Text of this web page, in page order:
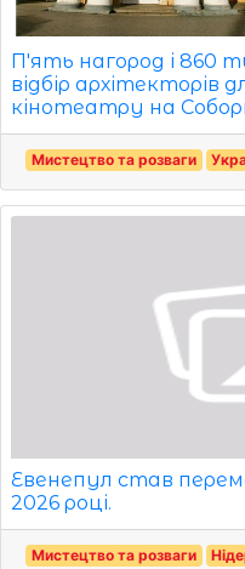
П'ять нагород і 860
відбір архітекторів
кінотеатру на
Мистецтво та розваги
Евенепул став
2026 році.
Мистецтво та розваги